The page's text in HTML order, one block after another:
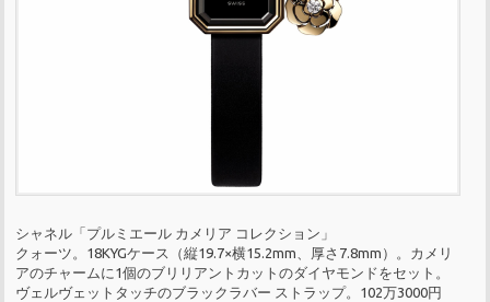
シャネル「プルミエール カメリア コレクション」
クォーツ。18KYGケース（縦19.7×横15.2mm、厚さ7.8mm）。カメリ
アのチャームに1個のブリリアントカットのダイヤモンドをセット。
ヴェルヴェットタッチのブラックラバー ストラップ。102万3000円